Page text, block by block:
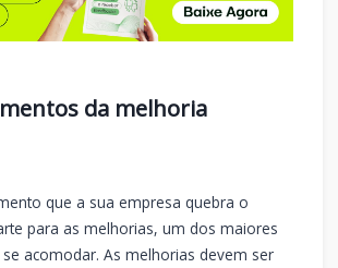
da melhoria
que a sua empresa quebra o
para as melhorias, um dos maiores
acomodar. As melhorias devem ser